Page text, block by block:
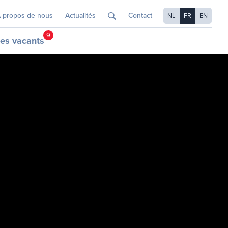
propos de nous Actualités Contact NL FR EN
vacants9